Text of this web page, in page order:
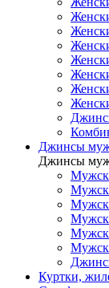
Джинсы
Джинсы
Куртки,